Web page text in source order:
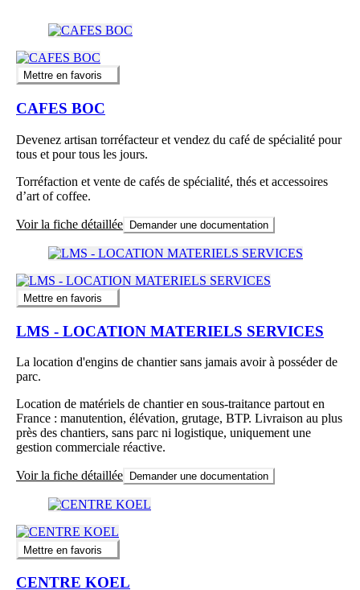
Mettre en favoris
CAFES BOC
Devenez artisan torréfacteur et vendez du café de spécialité pour
tous et pour tous les jours.
Torréfaction et vente de cafés de spécialité, thés et accessoires
d’art of coffee.
Voir la fiche détaillée Demander une documentation
Mettre en favoris
LMS - LOCATION MATERIELS SERVICES
La location d'engins de chantier sans jamais avoir à posséder de
parc.
Location de matériels de chantier en sous-traitance partout en
France : manutention, élévation, grutage, BTP. Livraison au plus
près des chantiers, sans parc ni logistique, uniquement une
gestion commerciale réactive.
Voir la fiche détaillée Demander une documentation
Mettre en favoris
CENTRE KOEL